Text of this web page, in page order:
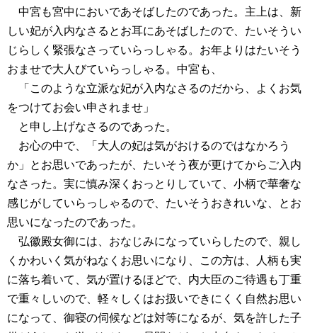
中宮も宮中においであそばしたのであった。主上は、新
しい妃が入内なさるとお耳にあそばしたので、たいそうい
じらしく緊張なさっていらっしゃる。お年よりはたいそう
おませで大人びていらっしゃる。中宮も、
「このような立派な妃が入内なさるのだから、よくお気
をつけてお会い申されませ」
と申し上げなさるのであった。
お心の中で、「大人の妃は気がおけるのではなかろう
か」とお思いであったが、たいそう夜が更けてからご入内
なさった。実に慎み深くおっとりしていて、小柄で華奢な
感じがしていらっしゃるので、たいそうおきれいな、とお
思いになったのであった。
弘徽殿女御には、おなじみになっていらしたので、親し
くかわいく気がねなくお思いになり、この方は、人柄も実
に落ち着いて、気が置けるほどで、内大臣のご待遇も丁重
で重々しいので、軽々しくはお扱いできにくく自然お思い
になって、御寝の伺候などは対等になるが、気を許した子